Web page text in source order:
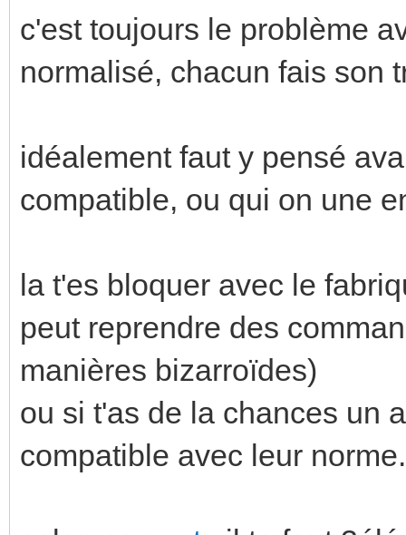
c'est toujours le problème
normalisé, chacun fais son
idéalement faut y pensé
compatible, ou qui on une
la t'es bloquer avec le
peut reprendre des
manières bizarroïdes)
ou si t'as de la chances un
compatible avec leur